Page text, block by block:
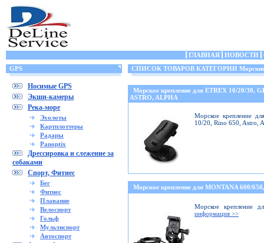
ГЛАВНАЯ НОВОСТИ
GPS
Носимые GPS
Экшн-камеры
Река-море
Эхолоты
Картплоттеры
Радары
Panoptix
Дрессировка и слежение за
собаками
Спорт, Фитнес
Бег
Фитнес
Плавание
Велоспорт
Гольф
Мультиспорт
Автоспорт
СПИСОК ТОВАРОВ КАТЕГОРИИ Морские
Морское крепление для ETREX 10/20/30,
ASTRO, ALPHA
Морское крепление
10/20, Rino 650, Astro,
Морское крепление для MONTANA 600/
Морское крепление
информация >>